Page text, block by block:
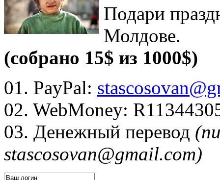
Подари
Молдове.
(собрано 15$ из 1000$)
01. PayPal:
02. WebMoney:
03. Денежный перевод
stascosovan@gmail.com)